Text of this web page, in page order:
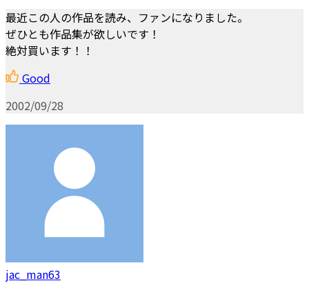
最近この人の作品を読み、ファンになりました。
ぜひとも作品集が欲しいです！
絶対買います！！
Good
2002/09/28
jac_man63